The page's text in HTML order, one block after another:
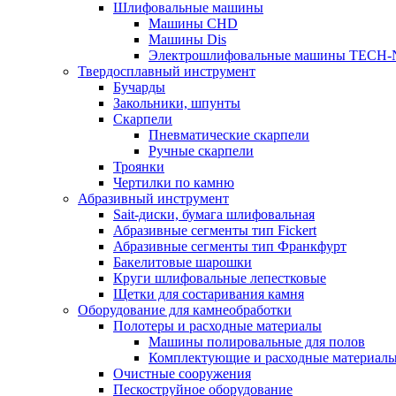
Шлифовальные машины
Машины CHD
Машины Dis
Электрошлифовальные машины TECH-
Твердосплавный инструмент
Бучарды
Закольники, шпунты
Скарпели
Пневматические скарпели
Ручные скарпели
Троянки
Чертилки по камню
Абразивный инструмент
Sait-диски, бумага шлифовальная
Абразивные сегменты тип Fickert
Абразивные сегменты тип Франкфурт
Бакелитовые шарошки
Круги шлифовальные лепестковые
Щетки для состаривания камня
Оборудование для камнеобработки
Полотеры и расходные материалы
Машины полировальные для полов
Комплектующие и расходные
Очистные сооружения
Пескоструйное оборудование